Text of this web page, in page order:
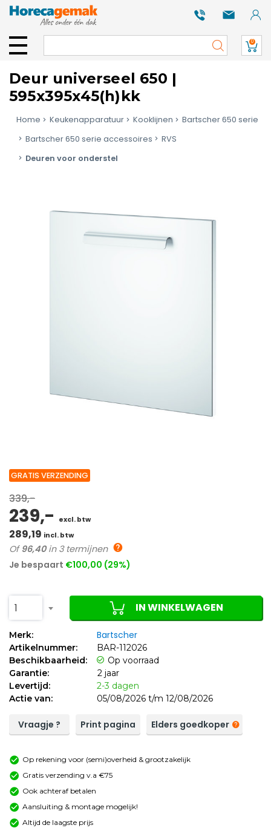
0
Deur universeel 650 |
595x395x45(h)kk
Home Keukenapparatuur Kooklijnen
Bartscher 650 serie
Bartscher 650 serie accessoires
RVS
Deuren voor onderstel
GRATIS VERZENDING
339,-
239,- excl. btw
289,19 incl. btw
Of 96,40in 3 termijnen
Je bespaart €100,00 (29%)
1 IN WINKELWAGEN
Merk: Bartscher
Artikelnummer:
BAR-112026
Beschikbaarheid:
Op voorraad
Garantie:
2 jaar
Levertijd:
2-3 dagen
Actie van:
05/08/2026 t/m 12/08/2026
Vraagje ? Print pagina Elders goedkoper
Op rekening voor (semi)overheid & grootzakelijk
Gratis verzending v.a €75
Ook achteraf betalen
Aansluiting & montage mogelijk!
Altijd de laagste prijs